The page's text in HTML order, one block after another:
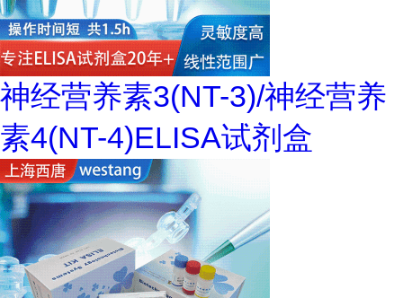
神经营养素3(NT-3)/神经营养
素4(NT-4)ELISA试剂盒